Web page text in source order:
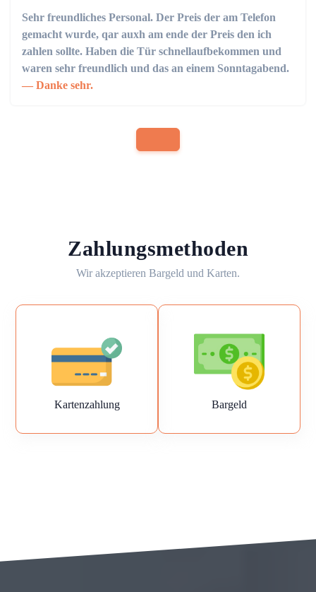
Sehr freundliches Personal. Der Preis der am Telefon
gemacht wurde, qar auxh am ende der Preis den ich
zahlen sollte. Haben die Tür schnellaufbekommen und
waren sehr freundlich und das an einem Sonntagabend.
Danke sehr.
Zahlungsmethoden
Wir akzeptieren Bargeld und Karten.
Kartenzahlung Bargeld